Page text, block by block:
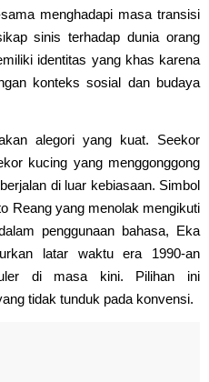
menghadapi masa transisi
sinis terhadap dunia orang
identitas yang khas karena
konteks sosial dan budaya
alegori yang kuat. Seekor
kucing yang menggonggong
di luar kebiasaan. Simbol
Reang yang menolak mengikuti
penggunaan bahasa, Eka
latar waktu era 1990-an
di masa kini. Pilihan ini
tidak tunduk pada konvensi.